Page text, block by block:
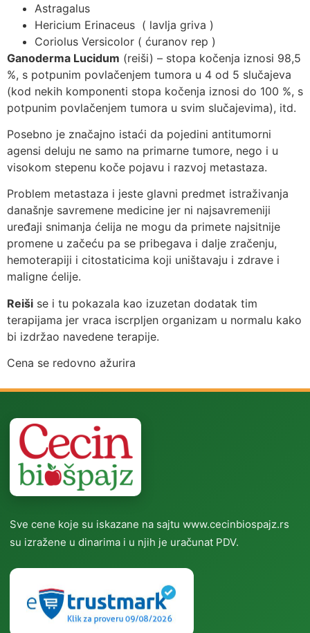
Astragalus
Hericium Erinaceus ( lavlja griva )
Coriolus Versicolor ( ćuranov rep )
Ganoderma Lucidum (reiši) – stopa kočenja iznosi 98,5
%, s potpunim povlačenjem tumora u 4 od 5 slučajeva
(kod nekih komponenti stopa kočenja iznosi do 100 %, s
potpunim povlačenjem tumora u svim slučajevima), itd.
Posebno je značajno istaći da pojedini antitumorni
agensi deluju ne samo na primarne tumore, nego i u
visokom stepenu koče pojavu i razvoj metastaza.
Problem metastaza i jeste glavni predmet istraživanja
današnje savremene medicine jer ni najsavremeniji
uređaji snimanja ćelija ne mogu da primete najsitnije
promene u začeću pa se pribegava i dalje zračenju,
hemoterapiji i citostaticima koji uništavaju i zdrave i
maligne ćelije.
Reiši se i tu pokazala kao izuzetan dodatak tim
terapijama jer vraca iscrpljen organizam u normalu kako
bi izdržao navedene terapije.
Cena se redovno ažurira
Sve cene koje su iskazane na sajtu www.cecinbiospajz.rs
su izražene u dinarima i u njih je uračunat PDV.